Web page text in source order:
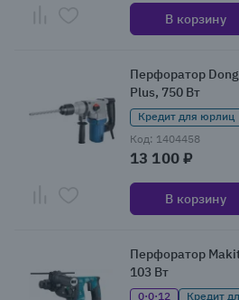
В корзину
Перфоратор
Plus, 750 Вт
Кредит для юрлиц
Код: 1404458
13 100 ₽
В корзину
Перфоратор
103 Вт
0·0·12 Кредит